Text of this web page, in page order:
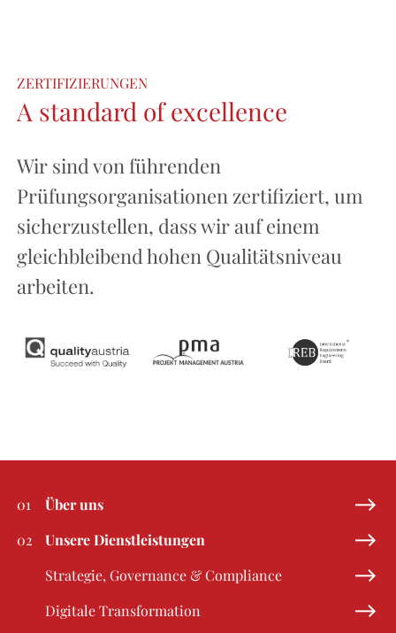
ZERTIFIZIERUNGEN
A standard of excellence
Wir sind von führenden
Prüfungsorganisationen zertifiziert, um
sicherzustellen, dass wir auf einem
gleichbleibend hohen Qualitätsniveau
arbeiten.
01
Über uns
02
Unsere Dienstleistungen
Strategie, Governance & Compliance
Digitale Transformation